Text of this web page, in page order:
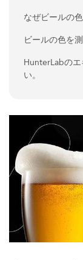
なぜビールの
ビールの色を
HunterLabの
い。